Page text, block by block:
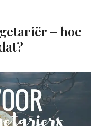
– hoe